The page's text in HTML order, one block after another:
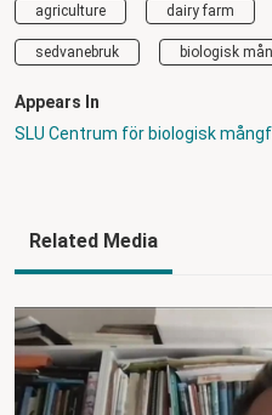
agriculture dairy farm
sedvanebruk biologisk
Appears In
SLU Centrum för biologisk
Related Media